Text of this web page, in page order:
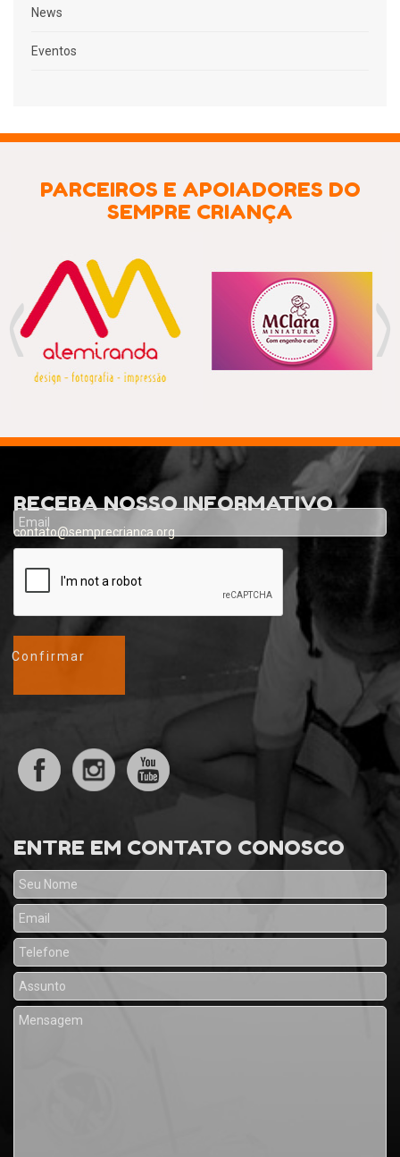
News
Eventos
PARCEIROS E APOIADORES DO
SEMPRE CRIANÇA
Previous
RECEBA NOSSO INFORMATIVO
contato@semprecrianca.org
ENTRE EM CONTATO CONOSCO